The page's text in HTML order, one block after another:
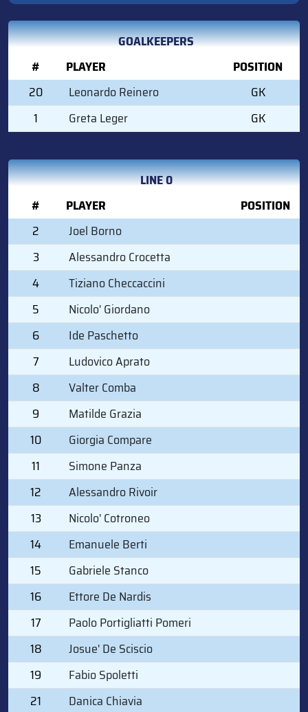
GOALKEEPERS
#
PLAYER
POSITION
20
Leonardo Reinero
GK
1
Greta Leger GK
LINE 0
#
PLAYER
POSITION
2
Joel Borno
3
Alessandro Crocetta
4
Tiziano Checcaccini
5
Nicolo' Giordano
6
Ide Paschetto
7
Ludovico Aprato
8
Valter Comba
9
Matilde Grazia
10
Giorgia Compare
11
Simone Panza
12
Alessandro Rivoir
13
Nicolo' Cotroneo
14
Emanuele Berti
15
Gabriele Stanco
16
Ettore De Nardis
17
Paolo Portigliatti Pomeri
18
Josue' De Sciscio
19
Fabio Spoletti
21
Danica Chiavia